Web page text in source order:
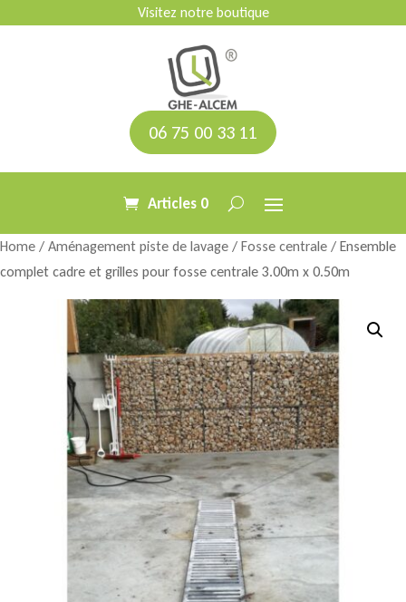
Visitez notre boutique
06 75 00 33 11
Articles 0
Home / Aménagement piste de lavage / Fosse centrale / Ensemble
complet cadre et grilles pour fosse centrale 3.00m x 0.50m